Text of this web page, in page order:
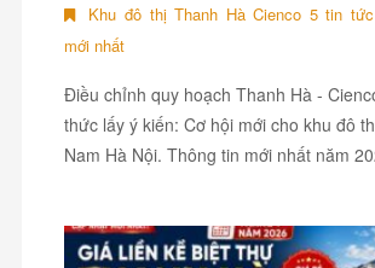
Khu đô thị Thanh Hà Cienco 5 tin tức
mới nhất
Điều chỉnh quy hoạch Thanh Hà -
thức lấy ý kiến: Cơ hội mới cho khu đô
Nam Hà Nội. Thông tin mới nhất năm